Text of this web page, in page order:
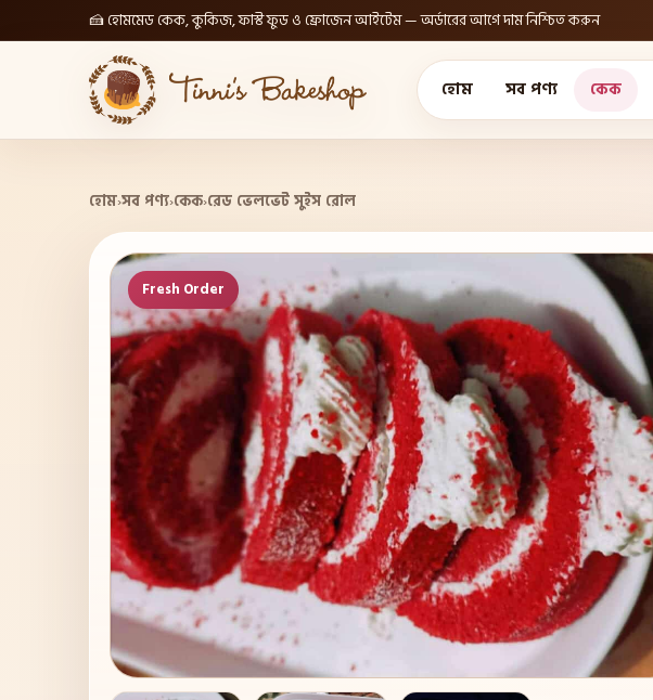
🍰 হোমমেড কেক, কুকিজ, ফাস্ট ফুড ও ফ্রোজেন আইটেম — অর্ডারের আগে দাম নিশ্চিত করুন
হোম সব পণ্য কেক
হোম›সব পণ্য›কেক›রেড ভেলভেট সুইস রোল
Fresh Order